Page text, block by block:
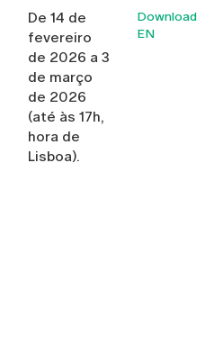
De 14 de
fevereiro
de 2026 a 3
de março
de 2026
(até às 17h,
hora de
Lisboa).
Download
EN